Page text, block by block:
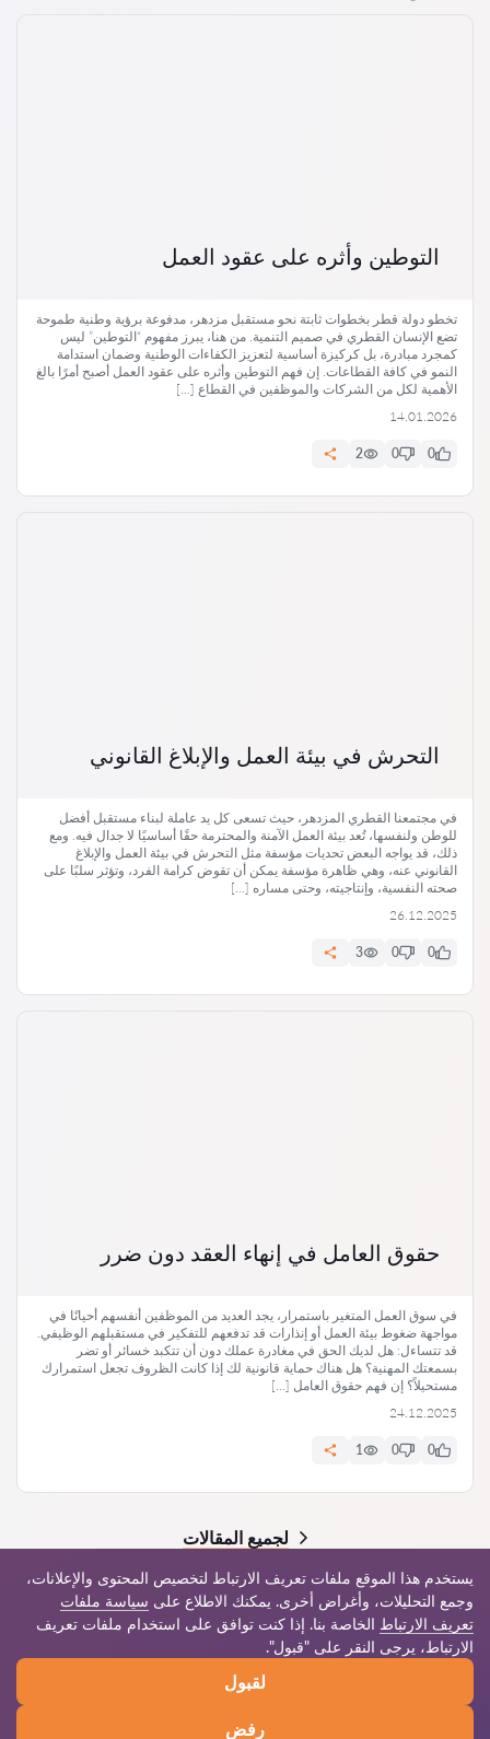
التوطين وأثره على عقود العمل
تخطو دولة قطر بخطوات ثابتة نحو مستقبل مزدهر، مدفوعة برؤية وطنية طموحة
تضع الإنسان القطري في صميم التنمية. من هنا، يبرز مفهوم “التوطين” ليس
كمجرد مبادرة، بل كركيزة أساسية لتعزيز الكفاءات الوطنية وضمان استدامة
النمو في كافة القطاعات. إن فهم التوطين وأثره على عقود العمل أصبح أمرًا بالغ
الأهمية لكل من الشركات والموظفين في القطاع […]
14.01.2026
0
0
2
التحرش في بيئة العمل والإبلاغ القانوني
في مجتمعنا القطري المزدهر، حيث تسعى كل يد عاملة لبناء مستقبل أفضل
للوطن ولنفسها، تُعد بيئة العمل الآمنة والمحترمة حقًا أساسيًا لا جدال فيه. ومع
ذلك، قد يواجه البعض تحديات مؤسفة مثل التحرش في بيئة العمل والإبلاغ
القانوني عنه، وهي ظاهرة مؤسفة يمكن أن تقوض كرامة الفرد، وتؤثر سلبًا على
صحته النفسية، وإنتاجيته، وحتى مساره […]
26.12.2025
0
0
3
حقوق العامل في إنهاء العقد دون ضرر
في سوق العمل المتغير باستمرار، يجد العديد من الموظفين أنفسهم أحيانًا في
مواجهة ضغوط بيئة العمل أو إنذارات قد تدفعهم للتفكير في مستقبلهم الوظيفي.
قد تتساءل: هل لديك الحق في مغادرة عملك دون أن تتكبد خسائر أو تضر
بسمعتك المهنية؟ هل هناك حماية قانونية لك إذا كانت الظروف تجعل استمرارك
مستحيلاً؟ إن فهم حقوق العامل […]
24.12.2025
0
0
1
لجميع المقالات
© 2026 Jur-qa.com
خريطة الموقع
يستخدم هذا الموقع ملفات تعريف الارتباط لتخصيص المحتوى والإعلانات،
وجمع التحليلات، وأغراض أخرى. يمكنك الاطلاع على سياسة ملفات
تعريف الارتباط الخاصة بنا. إذا كنت توافق على استخدام ملفات تعريف
الارتباط، يرجى النقر على "قبول".
لقبول
رفض